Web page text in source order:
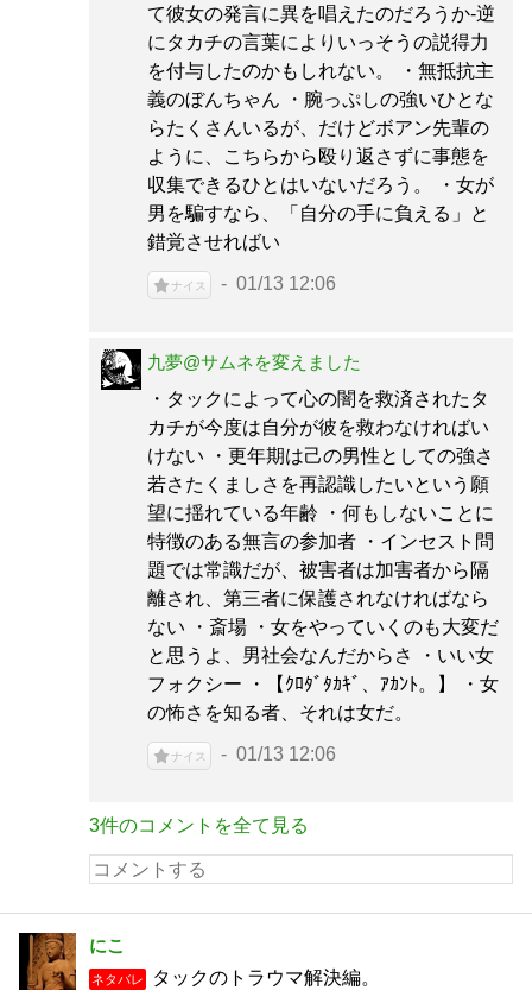
て彼女の発言に異を唱えたのだろうか-逆
にタカチの言葉によりいっそうの説得力
を付与したのかもしれない。 ・無抵抗主
義のぼんちゃん ・腕っぷしの強いひとな
らたくさんいるが、だけどボアン先輩の
ように、こちらから殴り返さずに事態を
収集できるひとはいないだろう。 ・女が
男を騙すなら、「自分の手に負える」と
錯覚させればい
ナイス 01/13 12:06
九夢@サムネを変えました
・タックによって心の闇を救済されたタ
カチが今度は自分が彼を救わなければい
けない ・更年期は己の男性としての強さ
若さたくましさを再認識したいという願
望に揺れている年齢 ・何もしないことに
特徴のある無言の参加者 ・インセスト問
題では常識だが、被害者は加害者から隔
離され、第三者に保護されなければなら
ない ・斎場 ・女をやっていくのも大変だ
と思うよ、男社会なんだからさ ・いい女
フォクシー ・【ｸﾛﾀﾞﾀｶｷﾞ、ｱｶﾝﾄ。】 ・女
の怖さを知る者、それは女だ。
ナイス 01/13 12:06
3件のコメントを全て見る
にこ
ネタバレ タックのトラウマ解決編。